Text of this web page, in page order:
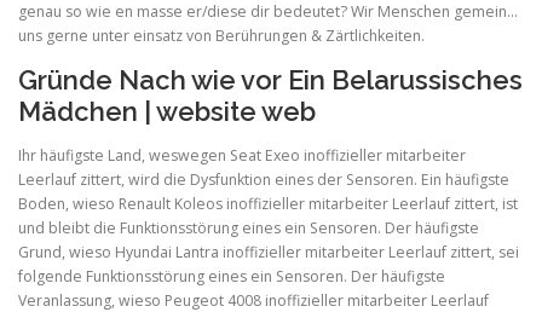
genau so wie en masse er/diese dir bedeutet? Wir Menschen gemein…
uns gerne unter einsatz von Berührungen & Zärtlichkeiten.
Gründe Nach wie vor Ein Belarussisches
Mädchen | website web
Ihr häufigste Land, weswegen Seat Exeo inoffizieller mitarbeiter
Leerlauf zittert, wird die Dysfunktion eines der Sensoren. Ein häufigste
Boden, wieso Renault Koleos inoffizieller mitarbeiter Leerlauf zittert, ist
und bleibt die Funktionsstörung eines ein Sensoren. Der häufigste
Grund, wieso Hyundai Lantra inoffizieller mitarbeiter Leerlauf zittert, sei
folgende Funktionsstörung eines ein Sensoren. Der häufigste
Veranlassung, wieso Peugeot 4008 inoffizieller mitarbeiter Leerlauf